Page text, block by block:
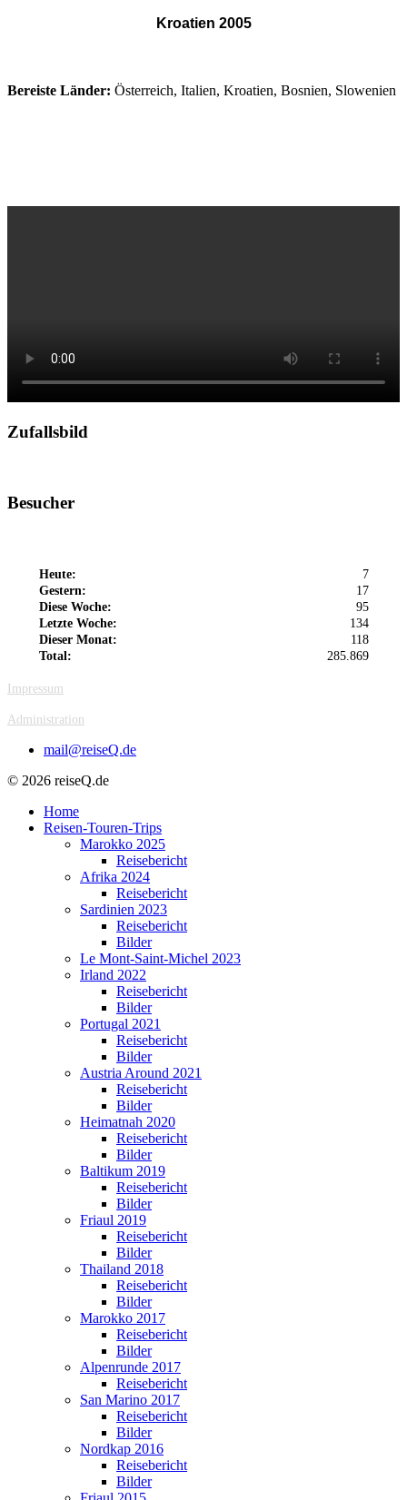
Kroatien 2005
Bereiste Länder: Österreich, Italien, Kroatien, Bosnien, Slowenien
Zufallsbild
Besucher
Heute:
7
Gestern:
17
Diese Woche:
95
Letzte Woche:
134
Dieser Monat:
118
Total:
285.869
Impressum
Administration
mail@reiseQ.de
© 2026 reiseQ.de
Home
Reisen-Touren-Trips
Marokko 2025
Reisebericht
Afrika 2024
Reisebericht
Sardinien 2023
Reisebericht
Bilder
Le Mont-Saint-Michel 2023
Irland 2022
Reisebericht
Bilder
Portugal 2021
Reisebericht
Bilder
Austria Around 2021
Reisebericht
Bilder
Heimatnah 2020
Reisebericht
Bilder
Baltikum 2019
Reisebericht
Bilder
Friaul 2019
Reisebericht
Bilder
Thailand 2018
Reisebericht
Bilder
Marokko 2017
Reisebericht
Bilder
Alpenrunde 2017
Reisebericht
San Marino 2017
Reisebericht
Bilder
Nordkap 2016
Reisebericht
Bilder